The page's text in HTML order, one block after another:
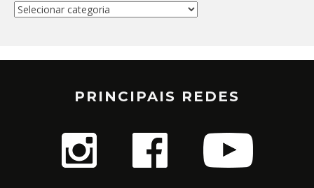
Categorias
PRINCIPAIS REDES